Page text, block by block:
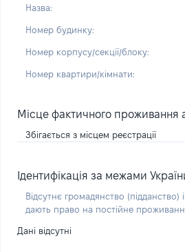
Назва:
Номер будинку:
Номер корпусу/секції/блоку:
Номер квартири/кімнати:
Місце фактичного проживання
Збігається з місцем реєстрації
Ідентифікація за межами
Відсутнє громадянство
дають право на постійне
Дані відсутні